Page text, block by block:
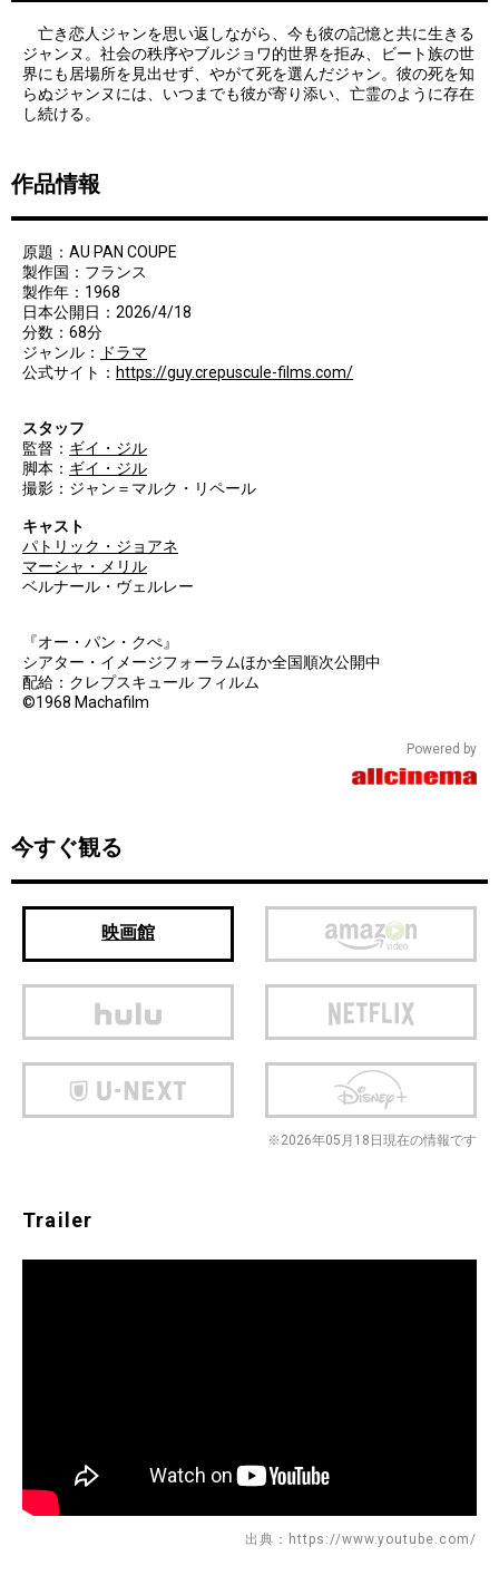
亡き恋人ジャンを思い返しながら、今も彼の記憶と共に生きる
ジャンヌ。社会の秩序やブルジョワ的世界を拒み、ビート族の世
界にも居場所を見出せず、やがて死を選んだジャン。彼の死を知
らぬジャンヌには、いつまでも彼が寄り添い、亡霊のように存在
し続ける。
作品情報
原題：AU PAN COUPE
製作国：フランス
製作年：1968
日本公開日：2026/4/18
分数：68分
ジャンル：
ドラマ
公式サイト： https://guy.crepuscule-films.com/
スタッフ
監督： ギイ・ジル
脚本： ギイ・ジル
撮影：ジャン＝マルク・リペール
キャスト
パトリック・ジョアネ
マーシャ・メリル
ベルナール・ヴェルレー
『オー・パン・クぺ』
シアター・イメージフォーラムほか全国順次公開中
配給：クレプスキュール フィルム
©1968 Machafilm
Powered by
今すぐ観る
映画館
※2026年05月18日現在の情報です
Trailer
出典：https://www.youtube.com/